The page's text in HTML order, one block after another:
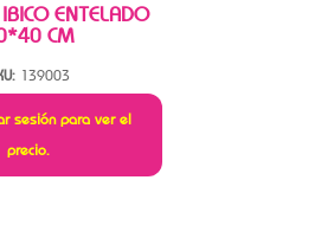
ENTELADO
CM
139003
sesión para ver el
precio.